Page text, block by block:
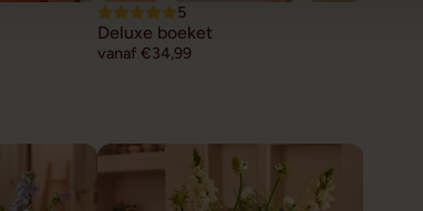
5
Deluxe boeket
vanaf €34,99